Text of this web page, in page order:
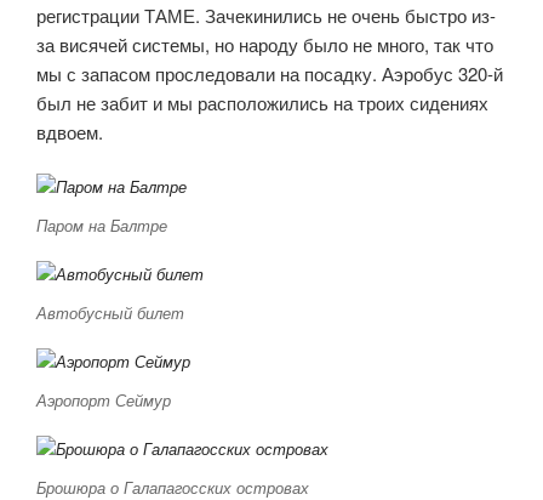
регистрации ТАМЕ. Зачекинились не очень быстро из-
за висячей системы, но народу было не много, так что
мы с запасом проследовали на посадку. Аэробус 320-й
был не забит и мы расположились на троих сидениях
вдвоем.
Паром на Балтре
Автобусный билет
Аэропорт Сеймур
Брошюра о Галапагосских островах